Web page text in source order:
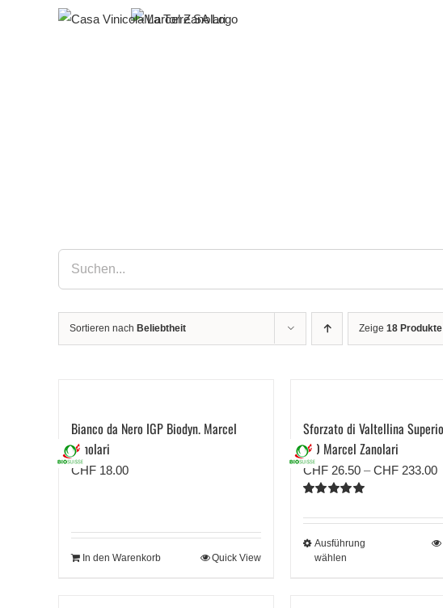
Sortieren nach Beliebtheit Zeige 18 Produkte
Bianco da Nero IGP Biodyn. Marcel
Zanolari
CHF 18.00
In den Warenkorb Quick View
Sforzato di Valtellina
BIO Marcel Zanolari
mit5.00von
CHF26.50 –CHF233.00
Ausführung
wählen